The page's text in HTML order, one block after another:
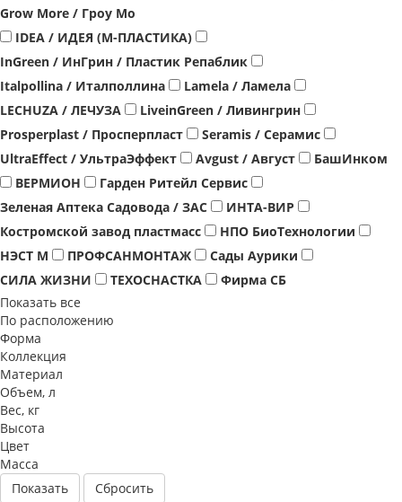
Grow More / Гроу Мо
IDEA / ИДЕЯ (М-ПЛАСТИКА)
InGreen / ИнГрин / Пластик Репаблик
Italpollina / Италполлина
Lamela / Ламела
LECHUZA / ЛЕЧУЗА
LiveinGreen / Ливингрин
Prosperplast / Просперпласт
Seramis / Серамис
UltraEffect / УльтраЭффект
Аvgust / Август
БашИнком
ВЕРМИОН
Гарден Ритейл Сервис
Зеленая Аптека Садовода / ЗАС
ИНТА-ВИР
Костромской завод пластмасс
НПО БиоТехнологии
НЭСТ М
ПРОФСАНМОНТАЖ
Сады Аурики
СИЛА ЖИЗНИ
ТЕХОСНАСТКА
Фирма СБ
Показать все
По расположению
Форма
Коллекция
Материал
Объем, л
Вес, кг
Высота
Цвет
Масса
Сбросить